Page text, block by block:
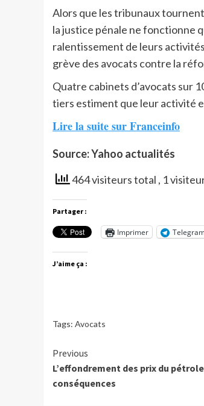
Alors que les tribunaux
la justice pénale ne fonctionne
ralentissement de leurs
grève des avocats contre la
Quatre cabinets d’avocats sur
tiers estiment que leur activité
Lire la suite sur Franceinfo
Source: Yahoo actualités
464 visiteurs total , 1
Partager :
Imprimer
J’aime ça :
Tags: Avocats
Continue
Reading
Previous
L’effondrement des prix du
conséquences